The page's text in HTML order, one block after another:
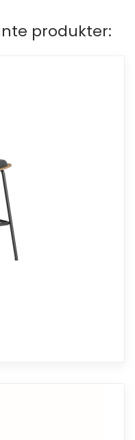
produkter: